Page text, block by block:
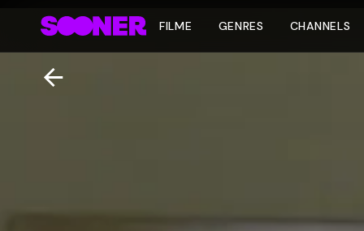
FILME GENRES CHANNELS